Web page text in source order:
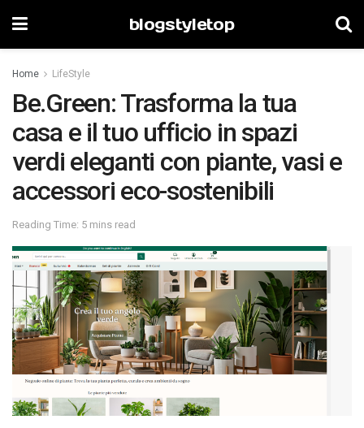
blogstyletop
Home LifeStyle
Be.Green: Trasforma la tua
casa e il tuo ufficio in spazi
verdi eleganti con piante, vasi e
accessori eco-sostenibili
Reading Time: 5 mins read